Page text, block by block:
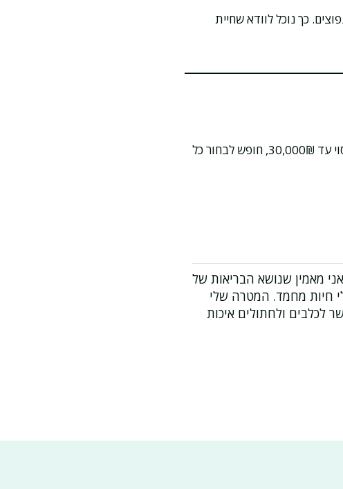
כך נוכל לוודא שחיית
– כיסוי עד 30,000₪, חופש לבחור כל
מאמין שנושא הבריאות של
חיות מחמד. המטרה שלי
לכלבים ולחתולים איכות